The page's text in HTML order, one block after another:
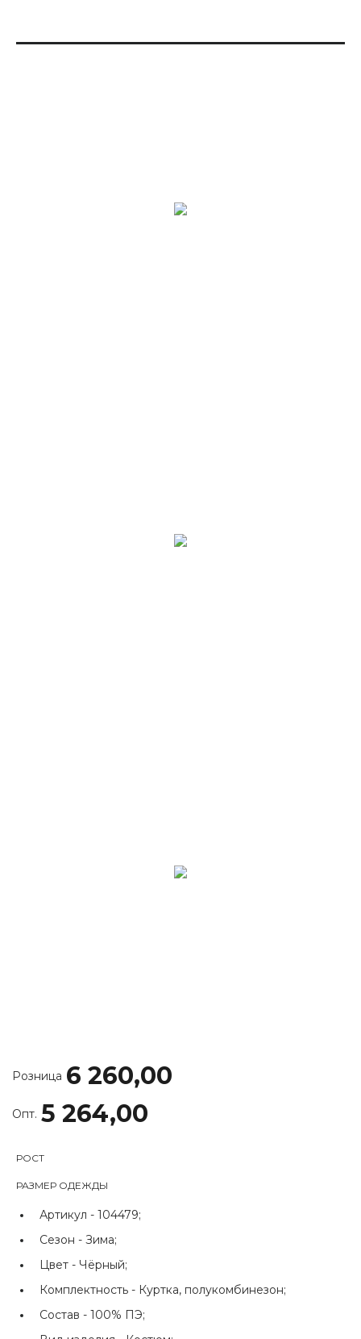
Розница 6 260,00
Опт. 5 264,00
РОСТ
РАЗМЕР ОДЕЖДЫ
Артикул - 104479;
Сезон - Зима;
Цвет - Чёрный;
Комплектность - Куртка, полукомбинезон;
Состав - 100% ПЭ;